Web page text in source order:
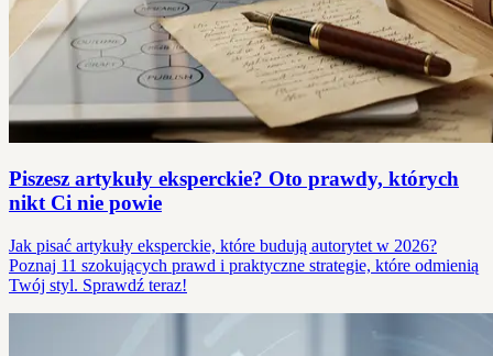
Piszesz artykuły eksperckie? Oto prawdy, których
nikt Ci nie powie
Jak pisać artykuły eksperckie, które budują autorytet w 2026?
Poznaj 11 szokujących prawd i praktyczne strategie, które odmienią
Twój styl. Sprawdź teraz!